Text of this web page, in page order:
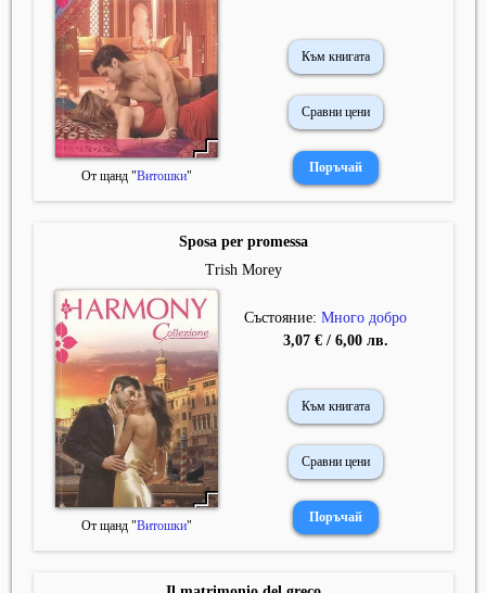
От щанд "Витошки"
Към книгата
Сравни цени
Sposa per promessa
Trish Morey
От щанд "Витошки"
Състояние: Много добро
3,07 € / 6,00 лв.
Към книгата
Сравни цени